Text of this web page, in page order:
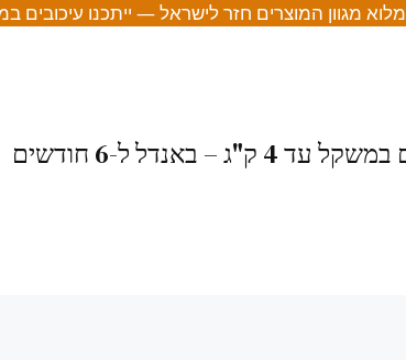
מלוא מגוון המוצרים חזר לישראל — ייתכנו עיכובים